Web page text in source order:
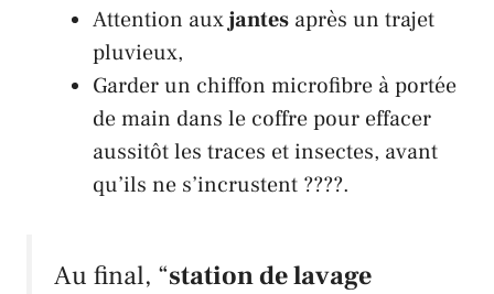
Attention auxjantes après un trajet
pluvieux,
Garder un chiffon microfibre à portée
de main dans le coffre pour effacer
aussitôt les traces et insectes, avant
qu’ils ne s’incrustent ????.
Au final, “station de lavage